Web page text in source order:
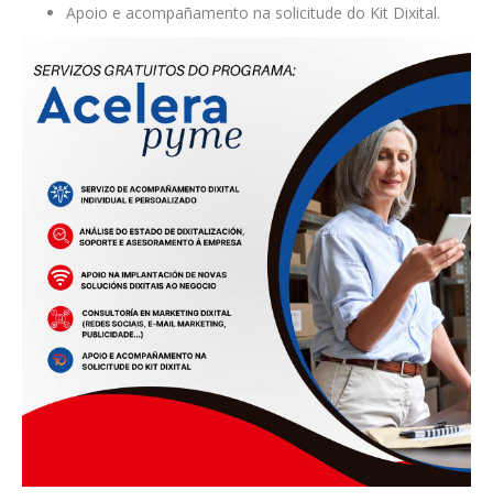
Apoio e acompañamento na solicitude do Kit Dixital.